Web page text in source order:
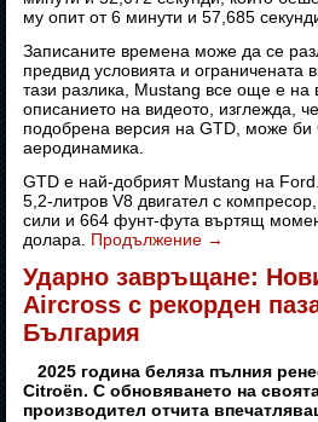
му опит от 6 минути и 57,685
Записаните времена може да се
предвид условията и ограничената
тази разлика, Mustang все още е
описанието на видеото, изглежда,
подобрена версия на GTD, може би
аеродинамика.
GTD е най-добрият Mustang на
5,2-литров V8 двигател с
сили и 664 фунт-фута въртящ
долара. Продължение →
Ударно завръщане:
Aircross с рекорден
България
2025 година беляза пълния
Citroën. С обновяването на
производител отчита